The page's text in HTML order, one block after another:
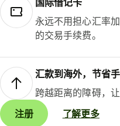
国际借记卡
永远不用担心汇率
的交易手续费。
汇款到海外，节省
跨越距离的障碍，
注册
了解更多